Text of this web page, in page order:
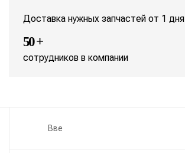
Доставка нужных запчастей от 1 дня
50 +
сотрудников в компании